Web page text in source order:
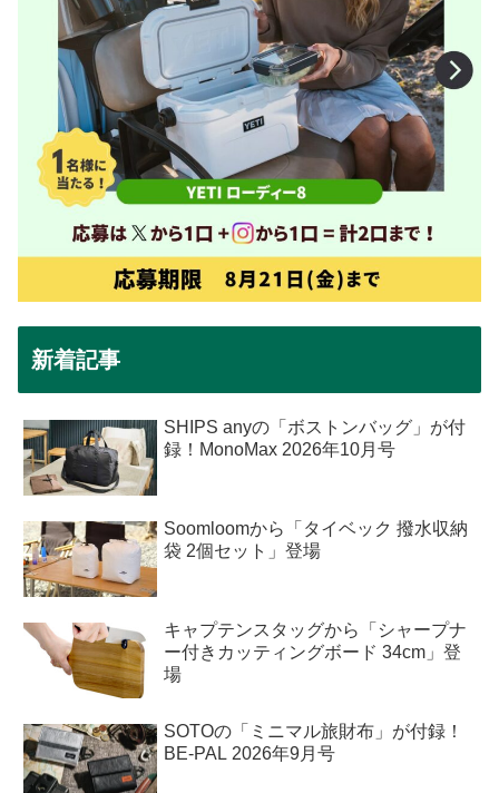
新着記事
SHIPS anyの「ボストンバッグ」が付
録！MonoMax 2026年10月号
Soomloomから「タイベック 撥水収納
袋 2個セット」登場
キャプテンスタッグから「シャープナ
ー付きカッティングボード 34cm」登
場
SOTOの「ミニマル旅財布」が付録！
BE-PAL 2026年9月号